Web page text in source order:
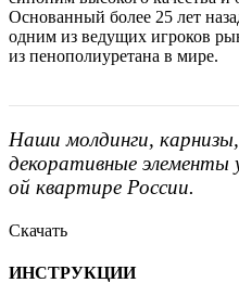
Основанный более 25 лет
одним из ведущих игроков
из пенополиуретана в мире.
Наши молдинги,
декоративные
ой квартире России.
Скачать
ИНСТРУКЦИИ